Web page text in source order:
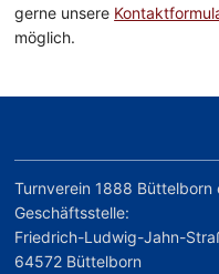
gerne unsere
möglich.
Turnverein 1888 Büttelborn
Geschäftsstelle:
Friedrich-Ludwig-Jahn-
64572 Büttelborn